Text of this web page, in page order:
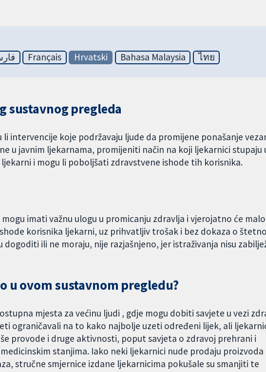
Français Hrvatski Bahasa Malaysia ไทย
sustavnog pregleda
li intervencije koje podržavaju ljude da promijene ponašanje
u javnim ljekarnama, promijeniti način na koji ljekarnici stupaju
i mogu li poboljšati zdravstvene ishode tih korisnika.
imati važnu ulogu u promicanju zdravlja i vjerojatno će malo
korisnika ljekarni, uz prihvatljiv trošak i bez dokaza o
dogoditi ili ne moraju, nije razjašnjeno, jer istraživanja nisu
u ovom sustavnom pregledu?
mjesta za većinu ljudi , gdje mogu dobiti savjete u vezi
ograničavali na to kako najbolje uzeti određeni lijek, ali
provode i druge aktivnosti, poput savjeta o zdravoj prehrani i
stanjima. Iako neki ljekarnici nude prodaju proizvoda
stručne smjernice izdane ljekarnicima pokušale su smanjiti te